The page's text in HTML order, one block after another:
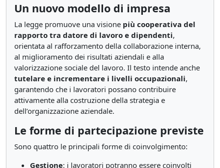
Un nuovo modello di impresa
La legge promuove una visione più cooperativa del
rapporto tra datore di lavoro e dipendenti,
orientata al rafforzamento della collaborazione interna,
al miglioramento dei risultati aziendali e alla
valorizzazione sociale del lavoro. Il testo intende anche
tutelare e incrementare i livelli occupazionali,
garantendo che i lavoratori possano contribuire
attivamente alla costruzione della strategia e
dell’organizzazione aziendale.
Le forme di partecipazione previste
Sono quattro le principali forme di coinvolgimento:
Gestione: i lavoratori potranno essere coinvolti